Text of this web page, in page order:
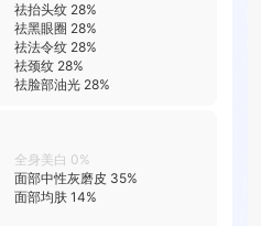
祛抬头纹 28%
祛黑眼圈 28%
祛法令纹 28%
祛颈纹 28%
祛脸部油光 28%
全身美白 0%
面部中性灰磨皮 35%
面部均肤 14%